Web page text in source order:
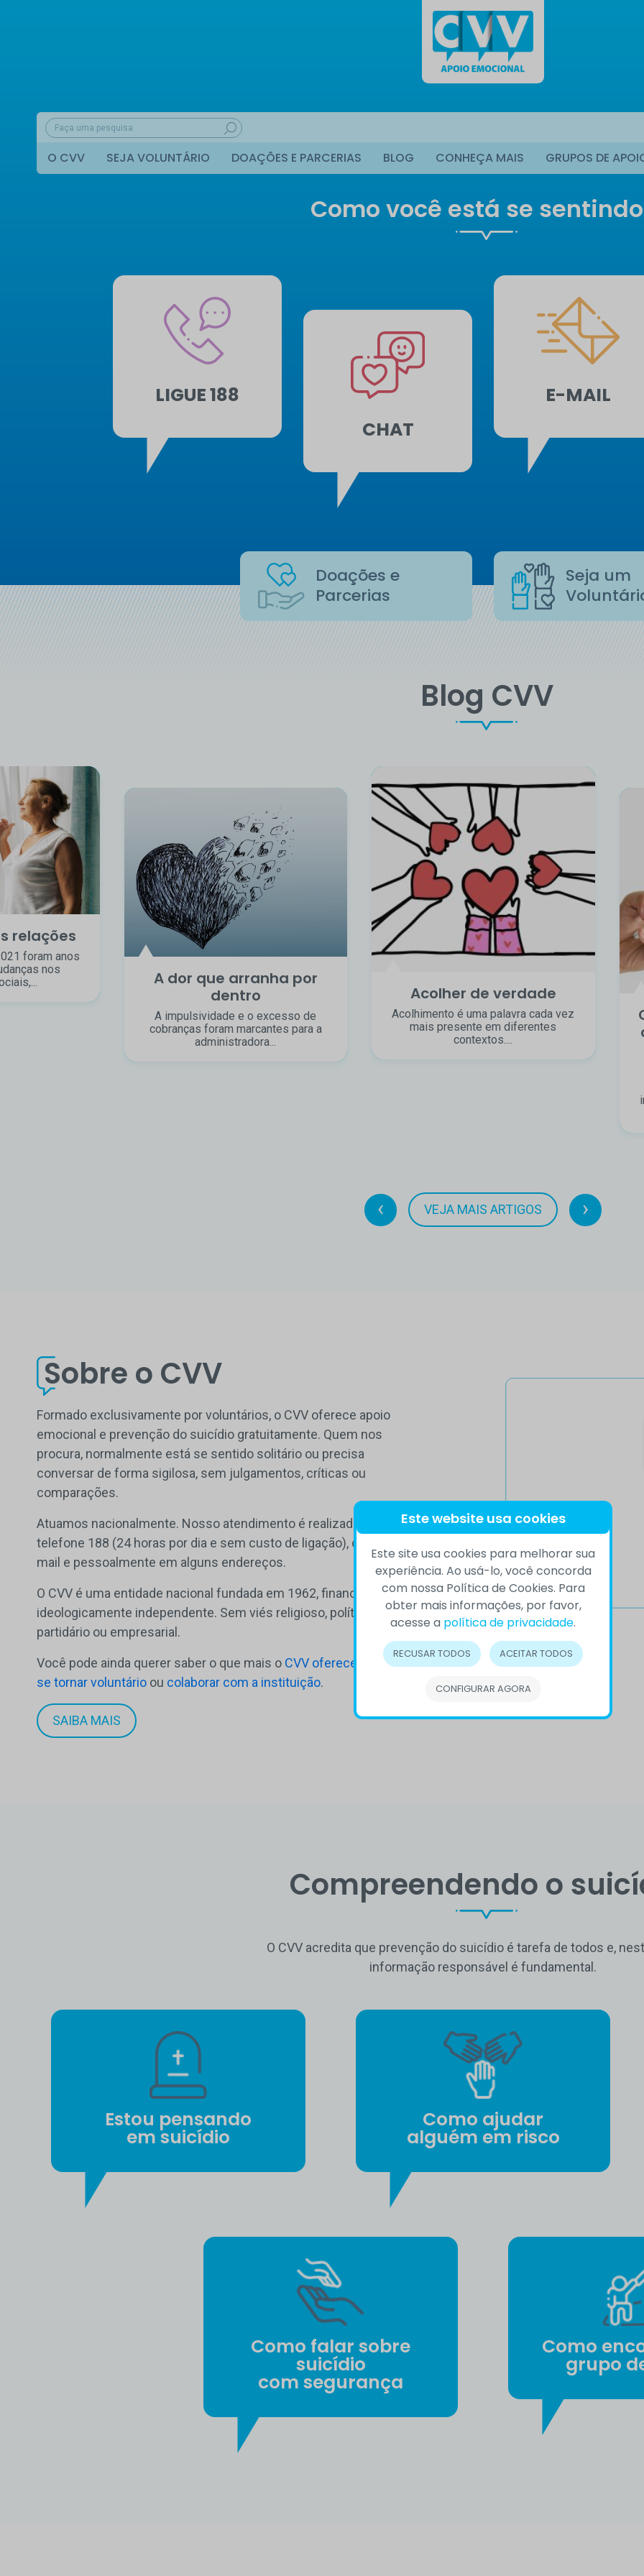
O CVV SEJA VOLUNTÁRIO DOAÇÕES E PARCERIAS BLOG CONHEÇA MAIS GRUPOS DE
Como você está se
LIGUE 188
CHAT
E-MAIL
Doações e
Parcerias
Seja um
Blog CVV
relações
foram anos
nos
A dor que arranha por
dentro
A impulsividade e o excesso de
cobranças foram marcantes para a
administradora...
Acolher de verdade
Acolhimento é uma palavra cada vez
mais presente em diferentes
contextos....
‹ ›
VEJA MAIS ARTIGOS
Sobre o CVV
Formado exclusivamente por voluntários, o CVV oferece apoio
emocional e prevenção do suicídio gratuitamente. Quem nos
procura, normalmente está se sentido solitário ou precisa
conversar de forma sigilosa, sem julgamentos, críticas ou
comparações.
Atuamos nacionalmente. Nosso atendimento é realizado pelo
telefone 188 (24 horas por dia e sem custo de ligação), chat, e-
mail e pessoalmente em alguns endereços.
O CVV é uma entidade nacional fundada em 1962, financeira e
ideologicamente independente. Sem viés religioso, político-
partidário ou empresarial.
Você pode ainda querer saber o que mais o CVV oferece
, como
se tornar voluntário ou colaborar com a instituição.
SAIBA MAIS
Compreendendo o
O CVV acredita que prevenção do suicídio é tarefa de todos e,
informação responsável é fundamental.
Estou pensando
em suicídio
Como ajudar
alguém em risco
Como falar sobre
suicídio
com segurança
Como
grupo
Este website usa cookies
Este site usa cookies para melhorar sua
experiência. Ao usá-lo, você concorda
com nossa Política de Cookies. Para
obter mais informações, por favor,
acesse a política de privacidade.
RECUSAR TODOS ACEITAR TODOS
CONFIGURAR AGORA